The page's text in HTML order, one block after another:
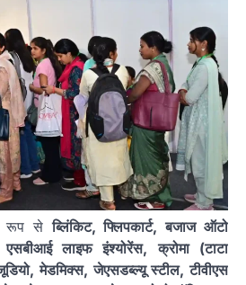
रूप सेब्लिंकिट, फ्लिपकार्ट, बजाज ऑटो
लाइफ इंश्योरेंस, क्रोमा (टाटा
मेडमिक्स, जेएसडब्ल्यू स्टील, टीवीएस